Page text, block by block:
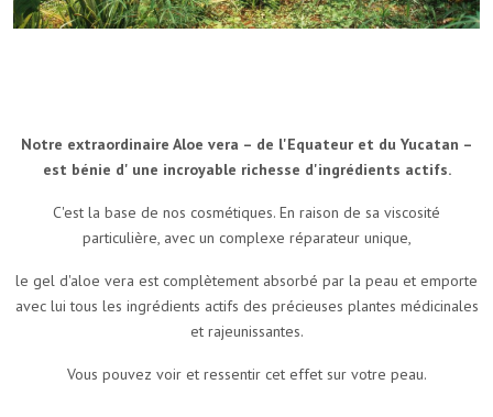
Notre extraordinaire Aloe vera – de l'Equateur et du Yucatan –
est bénie d' une incroyable richesse d'ingrédients actifs.
C'est la base de nos cosmétiques. En raison de sa viscosité
particulière, avec un complexe réparateur unique,
le gel d'aloe vera est complètement absorbé par la peau et emporte
avec lui tous les ingrédients actifs des précieuses plantes médicinales
et rajeunissantes.
Vous pouvez voir et ressentir cet effet sur votre peau.